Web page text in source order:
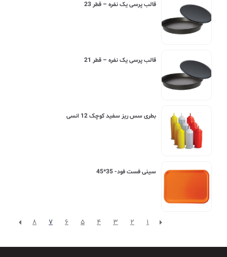
قالب پرسی یک نفره – قطر 23
قالب پرسی یک نفره – قطر 21
بطری سس ریز سفید کوچک 12 انسی
سینی فست فود- 35*45
1
2
3
4
5
6
7
8